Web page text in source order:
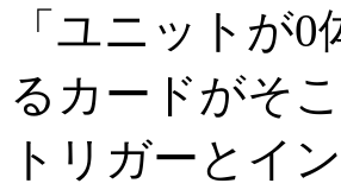
「ユニットが
るカードがそ
トリガーとイ